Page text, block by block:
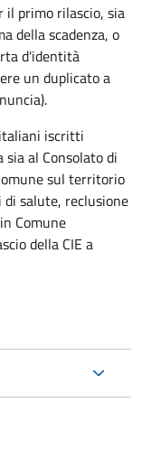
il primo rilascio, sia
della scadenza, o
d'identità
un duplicato a
iscritti
al Consolato di
sul territorio
di salute, reclusione
Comune
della CIE a